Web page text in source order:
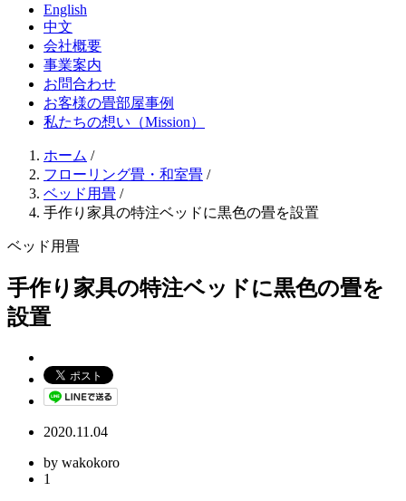
English
中文
会社概要
事業案内
お問合わせ
お客様の畳部屋事例
私たちの想い（Mission）
ホーム /
フローリング畳・和室畳 /
ベッド用畳 /
手作り家具の特注ベッドに黒色の畳を設置
ベッド用畳
手作り家具の特注ベッドに黒色の畳を
設置
2020.11.04
by wakokoro
1